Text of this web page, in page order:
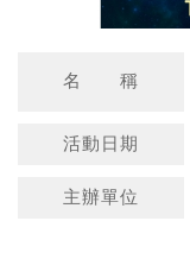
名 稱
活動日期
主辦單位